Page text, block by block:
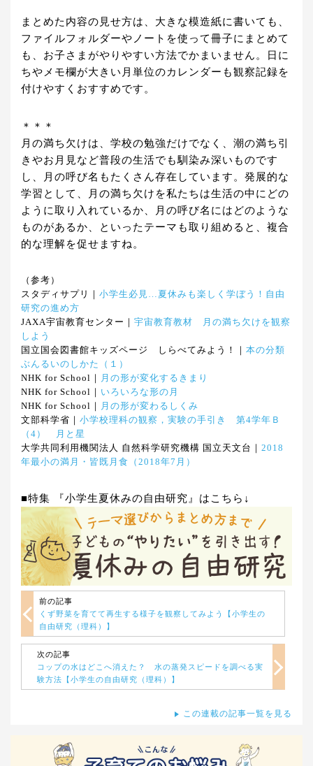
まとめた内容の見せ方は、大きな模造紙に書いても、
ファイルフォルダーやノートを使って冊子にまとめて
も、お子さまがやりやすい方法でかまいません。日に
ちやメモ欄が大きい月単位のカレンダーも観察記録を
付けやすくおすすめです。
＊＊＊
月の満ち欠けは、学校の勉強だけでなく、潮の満ち引
きやお月見など普段の生活でも馴染み深いものです
し、月の呼び名もたくさん存在しています。発展的な
学習として、月の満ち欠けを私たちは生活の中にどの
ように取り入れているか、月の呼び名にはどのような
ものがあるか、といったテーマも取り組めると、複合
的な理解を促せますね。
（参考）
スタディサプリ｜ 小学生必見…夏休みも楽しく学ぼう！自由
研究の進め方
JAXA宇宙教育センター｜ 宇宙教育教材 月の満ち欠けを観察
しよう
国立国会図書館キッズページ しらべてみよう！｜ 本の分類
ぶんるいのしかた（１）
NHK for School｜
月の形が変化するきまり
NHK for School｜ いろいろな形の月
NHK for School｜
月の形が変わるしくみ
文部科学省｜ 小学校理科の観察，実験の手引き 第4学年Ｂ
（4） 月と星
大学共同利用機関法人 自然科学研究機構 国立天文台｜ 2018
年最小の満月・皆既月食（2018年7月）
■特集 『小学生夏休みの自由研究』はこちら↓
前の記事
くず野菜を育てて再生する様子を観察してみよう【小学生の
自由研究（理科）】
次の記事
コップの水はどこへ消えた？ 水の蒸発スピードを調べる実
験方法【小学生の自由研究（理科）】
この連載の記事一覧を見る